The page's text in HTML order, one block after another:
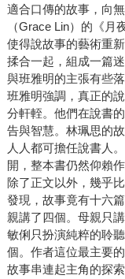
適合口傳的故事，向
（Grace Lin）的《月
使得說故事的藝術重
揉合一起，組成一篇
與班雅明的主張有些落
班雅明強調，真正的
分軒輊。他們在說書
告與智慧。林珮思的
人人都可擔任說書人
開，整本書仍然仰賴
除了正文以外，幾乎
發現，故事竟有十六
親講了四個。母親只
敏俐只扮演純粹的聆
個。作者這位最主要
故事串連起主角的探